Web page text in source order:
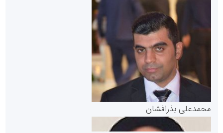
پایگاه خبری گفتمان یزد
سازمان بورس و اوراق بهادار
مرجع اخبار موثق در بازارسرمایه
محمدعلی بذرافشان